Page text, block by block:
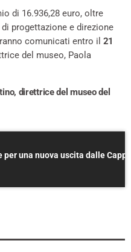
di 16.936,28 euro, oltre
progettazione e direzione
comunicati entro il 21
del museo, Paola
direttrice del museo del